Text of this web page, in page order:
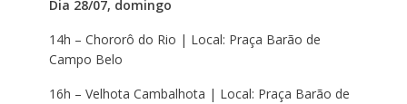
Dia 28/07, domingo
14h – Chororô do Rio | Local: Praça Barão de
Campo Belo
16h – Velhota Cambalhota | Local: Praça Barão de